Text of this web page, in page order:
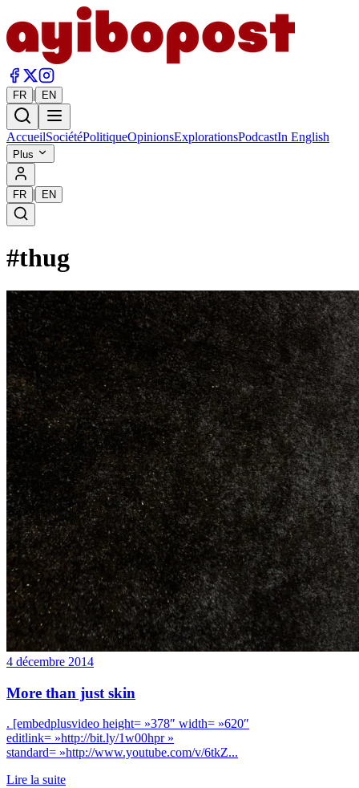
FR | EN
AccueilSociétéPolitiqueOpinionsExplorationsPodcastIn English
Plus
FR | EN
#thug
4 décembre 2014
More than just skin
. [embedplusvideo height= »378″ width= »620″
editlink= »http://bit.ly/1w00hpr »
standard= »http://www.youtube.com/v/6tkZ...
Lire la suite